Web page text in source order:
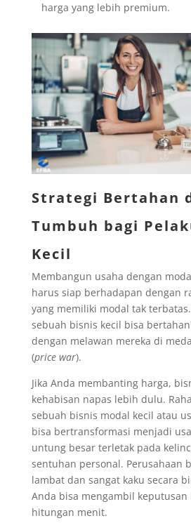
harga yang lebih premium.
Strategi Bertahan
Tumbuh bagi
Kecil
Membangun usaha dengan
harus siap berhadapan dengan
yang memiliki modal tak
sebuah bisnis kecil bisa
dengan melawan mereka di
(price war).
Jika Anda membanting harga,
kehabisan napas lebih dulu.
sebuah bisnis modal kecil atau
bisa bertransformasi menjadi
untung besar terletak pada
sentuhan personal. Perusahaan
lambat dan sangat kaku secara
Anda bisa mengambil keputusan
hitungan menit.